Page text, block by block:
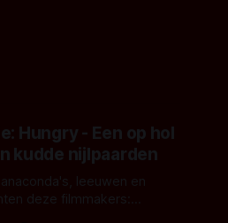
Hungry - Een op hol
kudde nijlpaarden
leeuwen en
deze filmmakers: